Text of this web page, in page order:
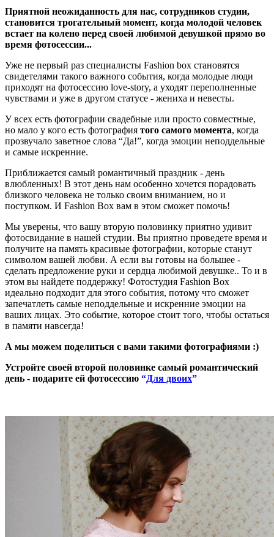
Приятной неожиданность для нас, сотрудников студии,
становится трогательный момент, когда молодой человек
встает на колено перед своей любимой девушкой прямо во
время фотосессии...
Уже не первый раз специалисты Fashion box становятся
свидетелями такого важного события, когда молодые люди
приходят на фотосессию love-story, а уходят переполненные
чувствами и уже в другом статусе - жениха и невесты.
У всех есть фотографии свадебные или просто совместные,
но мало у кого есть фотография того самого момента, когда
прозвучало заветное слова “Да!”, когда эмоции неподдельные
и самые искренние.
Приближается самый романтичный праздник - день
влюбленных! В этот день нам особенно хочется порадовать
близкого человека не только своим вниманием, но и
поступком. И Fashion Box вам в этом сможет помочь!
Мы уверены, что вашу вторую половинку приятно удивит
фотосвидание в нашей студии. Вы приятно проведете время и
получите на память красивые фотографии, которые станут
символом вашей любви. А если вы готовы на большее -
сделать предложение руки и сердца любимой девушке.. То и в
этом вы найдете поддержку! Фотостудия Fashion Box
идеально подходит для этого события, потому что сможет
запечатлеть самые неподдельные и искренние эмоции на
ваших лицах. Это событие, которое стоит того, чтобы остаться
в памяти навсегда!
А мы можем поделиться с вами такими фотографиями :)
Устройте своей второй половинке самый романтический
день - подарите ей фотосессию “Для двоих”